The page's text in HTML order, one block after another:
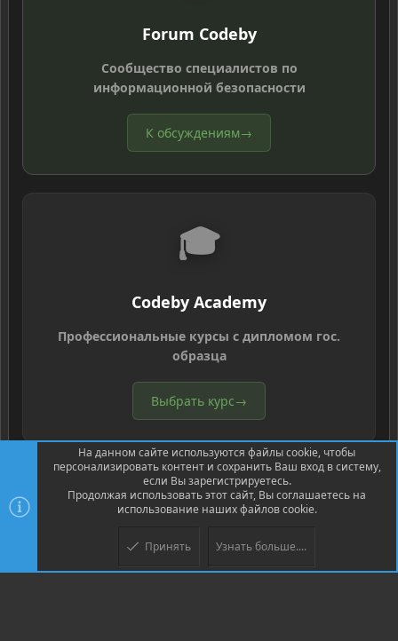
Forum Codeby
Сообщество специалистов по
информационной безопасности
К обсуждениям→
🎓
Codeby Academy
Профессиональные курсы с дипломом гос.
образца
Выбрать курс→
Community platform by XenForo ® © 2010-2026 XenForo Ltd.
© Jason Axelrod of 8WAYRUN
На данном сайте используются файлы cookie, чтобы
персонализировать контент и сохранить Ваш вход в систему,
если Вы зарегистрируетесь.
Продолжая использовать этот сайт, Вы соглашаетесь на
использование наших файлов cookie.
Принять Узнать больше....